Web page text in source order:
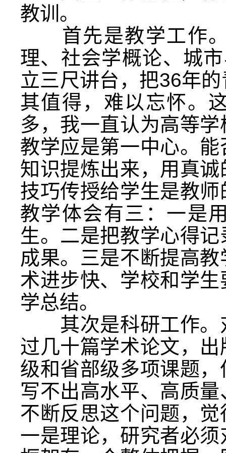
教训。
首先是教学工作。
理、社会学概论、城
立三尺讲台，把36年
其值得，难以忘怀。
多，我一直认为高等
教学应是第一中心。
知识提炼出来，用真
技巧传授给学生是教
教学体会有三：一是
生。二是把教学心得
成果。三是不断提高
术进步快、学校和学
学总结。
其次是科研工作。
过几十篇学术论文，
级和省部级多项课题
写不出高水平、高质
不断反思这个问题，
一是理论，研究者必